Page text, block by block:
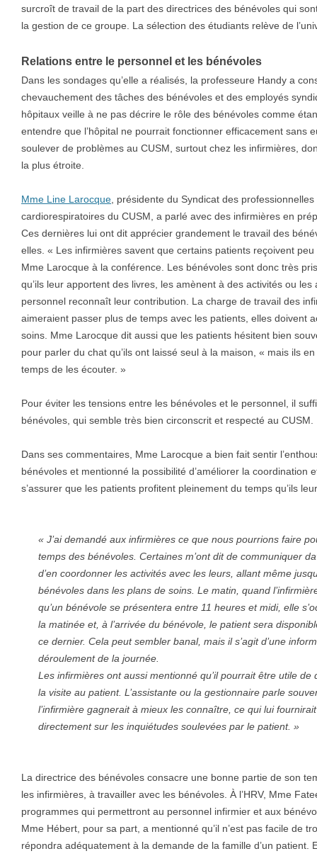
surcroît de travail de la part des directrices des bénévoles qui
la gestion de ce groupe. La sélection des étudiants relève de
Relations entre le personnel et les bénévoles
Dans les sondages qu’elle a réalisés, la professeure Handy a
chevauchement des tâches des bénévoles et des employés
hôpitaux veille à ne pas décrire le rôle des bénévoles comme
entendre que l’hôpital ne pourrait fonctionner efficacement sans
soulever de problèmes au CUSM, surtout chez les infirmières,
la plus étroite.
Mme Line Larocque , présidente du Syndicat des
cardiorespiratoires du CUSM, a parlé avec des infirmières en
Ces dernières lui ont dit apprécier grandement le travail des
elles. « Les infirmières savent que certains patients reçoivent
Mme Larocque à la conférence. Les bénévoles sont donc très
qu’ils leur apportent des livres, les amènent à des activités ou les
personnel reconnaît leur contribution. La charge de travail des
aimeraient passer plus de temps avec les patients, elles doivent
soins. Mme Larocque dit aussi que les patients hésitent bien
pour parler du chat qu’ils ont laissé seul à la maison, « mais ils
temps de les écouter. »
Pour éviter les tensions entre les bénévoles et le personnel, il
bénévoles, qui semble très bien circonscrit et respecté au CUSM.
Dans ses commentaires, Mme Larocque a bien fait sentir
bénévoles et mentionné la possibilité d’améliorer la coordination
s’assurer que les patients profitent pleinement du temps qu’ils
« J’ai demandé aux infirmières ce que nous pourrions faire
temps des bénévoles. Certaines m’ont dit de communiquer
d’en coordonner les activités avec les leurs, allant même
bénévoles dans les plans de soins. Le matin, quand
qu’un bénévole se présentera entre 11 heures et midi, elle
la matinée et, à l’arrivée du bénévole, le patient sera
ce dernier. Cela peut sembler banal, mais il s’agit d’une
déroulement de la journée.
Les infirmières ont aussi mentionné qu’il pourrait être utile
la visite au patient. L’assistante ou la gestionnaire parle
l’infirmière gagnerait à mieux les connaître, ce qui lui
directement sur les inquiétudes soulevées par le patient. »
La directrice des bénévoles consacre une bonne partie de son
les infirmières, à travailler avec les bénévoles. À l’HRV, Mme
programmes qui permettront au personnel infirmier et aux
Mme Hébert, pour sa part, a mentionné qu’il n’est pas facile de
répondra adéquatement à la demande de la famille d’un patient.